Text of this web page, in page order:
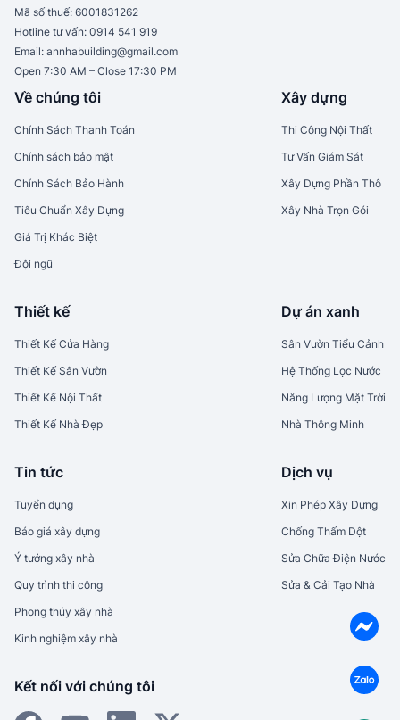
Mã số thuế: 6001831262
Hotline tư vấn: 0914 541 919
Email: annhabuilding@gmail.com
Open 7:30 AM – Close 17:30 PM
Về chúng tôi
Chính Sách Thanh Toán
Chính sách bảo mật
Chính Sách Bảo Hành
Tiêu Chuẩn Xây Dựng
Giá Trị Khác Biệt
Đội ngũ
Xây dựng
Thi Công Nội Thất
Tư Vấn Giám Sát
Xây Dựng Phần Thô
Xây Nhà Trọn Gói
Thiết kế
Thiết Kế Cửa Hàng
Thiết Kế Sân Vườn
Thiết Kế Nội Thất
Thiết Kế Nhà Đẹp
Dự án xanh
Sân Vườn Tiểu Cảnh
Hệ Thống Lọc Nước
Năng Lượng Mặt Trời
Nhà Thông Minh
Tin tức
Tuyển dụng
Báo giá xây dựng
Ý tưởng xây nhà
Quy trình thi công
Phong thủy xây nhà
Kinh nghiệm xây nhà
Dịch vụ
Xin Phép Xây Dựng
Chống Thấm Dột
Sửa Chữa Điện Nước
Sửa & Cải Tạo Nhà
Kết nối với chúng tôi